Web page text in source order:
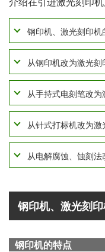
钢印机、激光刻印机
从钢印机改为激光刻
从手持式电刻笔改
从针式打标机改为激
从电解腐蚀、蚀刻法
钢印机、激光刻
钢印机的特点